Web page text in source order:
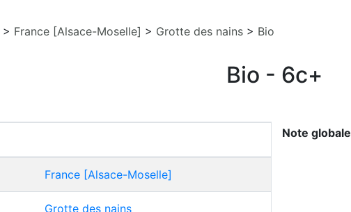
> France [Alsace-Moselle] > Grotte des nains > Bio
Bio - 6c+
France [Alsace-Moselle]
Grotte des nains
Note globale